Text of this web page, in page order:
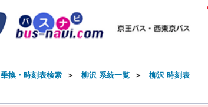
乗換・時刻表検索 ＞ 柳沢 系統一覧 ＞ 柳沢 時刻表